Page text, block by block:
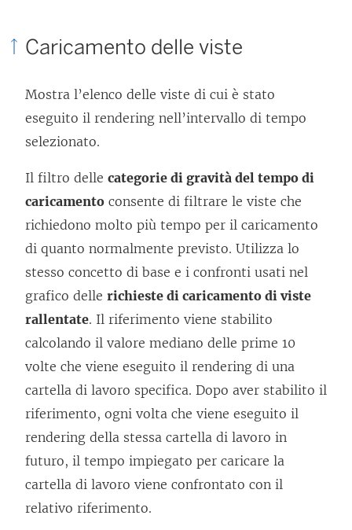
Caricamento delle viste
Mostra l’elenco delle viste di cui è stato
eseguito il rendering nell’intervallo di tempo
selezionato.
Il filtro delle categorie di gravità del tempo di
caricamento consente di filtrare le viste che
richiedono molto più tempo per il caricamento
di quanto normalmente previsto. Utilizza lo
stesso concetto di base e i confronti usati nel
grafico delle richieste di caricamento di viste
rallentate. Il riferimento viene stabilito
calcolando il valore mediano delle prime 10
volte che viene eseguito il rendering di una
cartella di lavoro specifica. Dopo aver stabilito il
riferimento, ogni volta che viene eseguito il
rendering della stessa cartella di lavoro in
futuro, il tempo impiegato per caricare la
cartella di lavoro viene confrontato con il
relativo riferimento.